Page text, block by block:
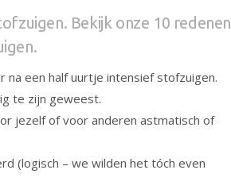
Bekijk onze 10 redenen
na een half uurtje intensief stofzuigen.
te zijn geweest.
jezelf of voor anderen astmatisch of
(logisch – we wilden het tóch even